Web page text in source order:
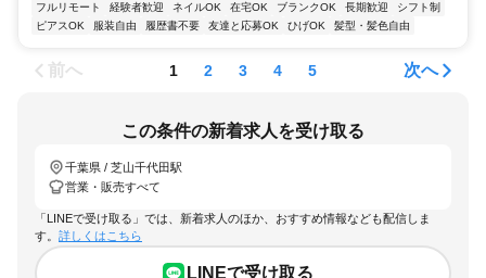
フルリモート
経験者歓迎 ネイルOK 在宅OK ブランクOK 長期歓迎
シフト制
ピアスOK
服装自由 履歴書不要 友達と応募OK ひげOK 髪型・髪色自由
前へ 1 2 3 4 5 次へ
この条件の新着求人を受け取る
千葉県 / 芝山千代田駅
営業・販売すべて
「LINEで受け取る」では、新着求人のほか、おすすめ情報なども配信しま
す。 詳しくはこちら
LINEで受け取る